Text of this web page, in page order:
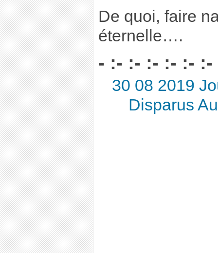
De quoi, faire
éternelle….
- :- :- :- :- :-
30 08 2019
Disparus